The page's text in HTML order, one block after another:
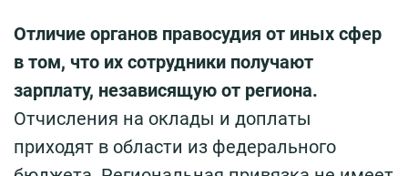
Отличие органов правосудия от иных сфер
в том, что их сотрудники получают
зарплату, независящую от региона.
Отчисления на оклады и доплаты
приходят в области из федерального